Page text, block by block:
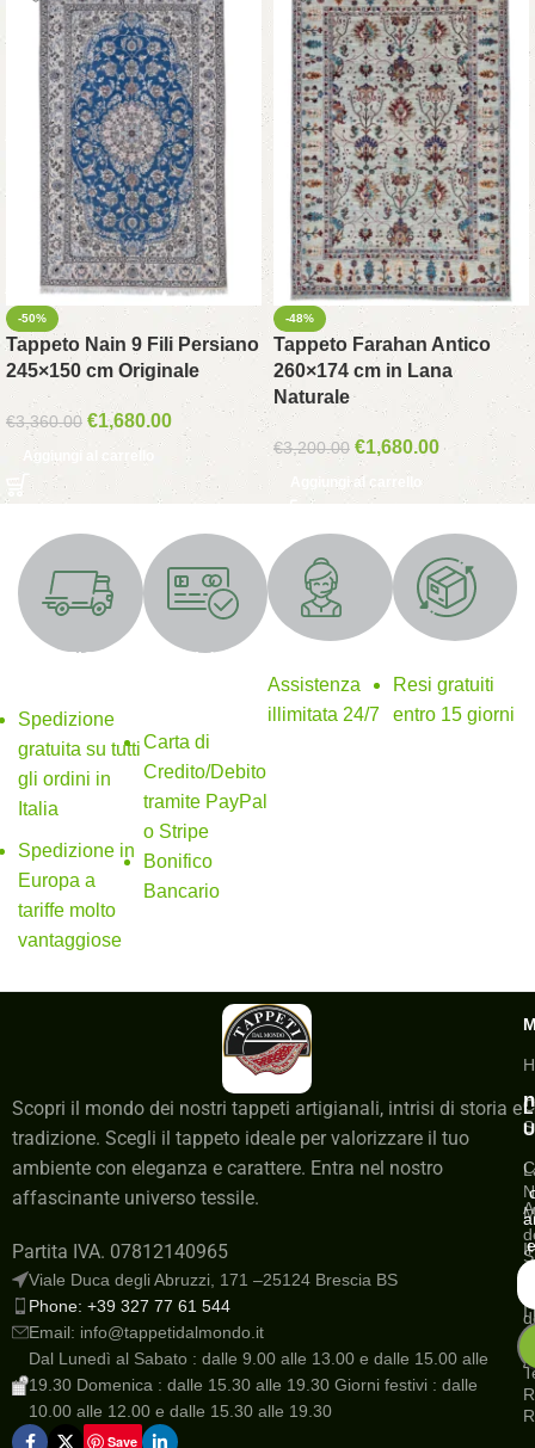
-50%
Tappeto Nain 9 Fili Persiano
245×150 cm Originale
€3,360.00 €1,680.00
Aggiungi al carrello
-48%
Tappeto Farahan Antico
260×174 cm in Lana
Naturale
€3,200.00 €1,680.00
Aggiungi al carrello
SPEDIZIONE
Spedizione
gratuita su tutti
gli ordini in
Italia
Spedizione in
Europa a
tariffe molto
vantaggiose
Metodi di
Carta di
Credito/Debito
tramite PayPal
o Stripe
Bonifico
Bancario
Supporto 24/7
Assistenza
illimitata 24/7
Resi gratuiti
Resi gratuiti
entro 15 giorni
Scopri il mondo dei nostri tappeti artigianali, intrisi di storia e
tradizione. Scegli il tappeto ideale per valorizzare il tuo
ambiente con eleganza e carattere. Entra nel nostro
affascinante universo tessile.
Partita IVA. 07812140965
Viale Duca degli Abruzzi, 171 –25124 Brescia BS
Phone: +39 327 77 61 544
Email: info@tappetidalmondo.it
Dal Lunedì al Sabato : dalle 9.00 alle 13.00 e dalle 15.00 alle
19.30 Domenica : dalle 15.30 alle 19.30 Giorni festivi : dalle
10.00 alle 12.00 e dalle 15.30 alle 19.30
Save
I